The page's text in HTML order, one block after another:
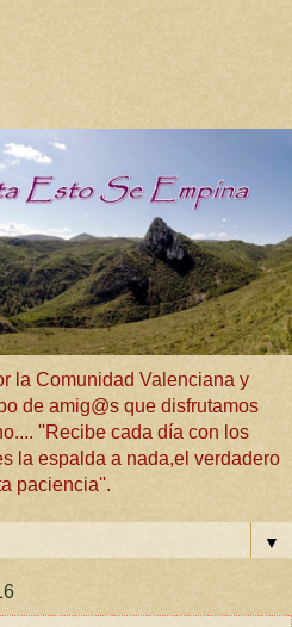
la Comunidad Valenciana y
de amig@s que disfrutamos
''Recibe cada día con los
la espalda a nada,el verdadero
paciencia''.
▼